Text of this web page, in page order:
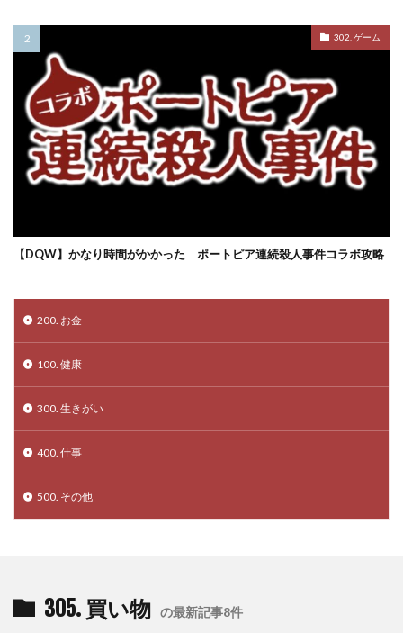
302. ゲーム
【DQW】かなり時間がかかった ポートピア連続殺人事件コラボ攻略
200. お金
100. 健康
300. 生きがい
400. 仕事
500. その他
305. 買い物 の最新記事8件